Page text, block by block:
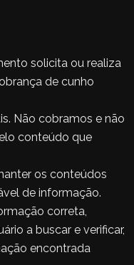
solicita ou realiza
de cunho
Não cobramos e não
conteúdo que
os conteúdos
de informação.
correta,
a buscar e verificar,
encontrada